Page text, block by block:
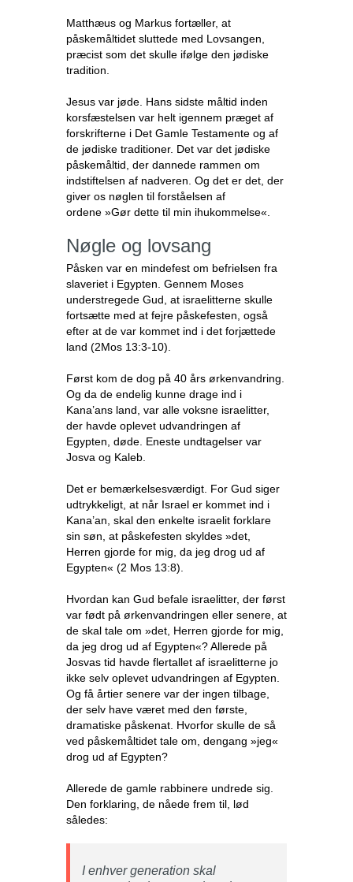
Matthæus og Markus fortæller, at
påskemåltidet sluttede med Lovsangen,
præcist som det skulle ifølge den jødiske
tradition.
Jesus var jøde. Hans sidste måltid inden
korsfæstelsen var helt igennem præget af
forskrifterne i Det Gamle Testamente og af
de jødiske traditioner. Det var det jødiske
påskemåltid, der dannede rammen om
indstiftelsen af nadveren. Og det er det, der
giver os nøglen til forståelsen af
ordene »Gør dette til min ihukommelse«.
Nøgle og lovsang
Påsken var en mindefest om befrielsen fra
slaveriet i Egypten. Gennem Moses
understregede Gud, at israelitterne skulle
fortsætte med at fejre påskefesten, også
efter at de var kommet ind i det forjættede
land (2Mos 13:3-10).
Først kom de dog på 40 års ørkenvandring.
Og da de endelig kunne drage ind i
Kana’ans land, var alle voksne israelitter,
der havde oplevet udvandringen af
Egypten, døde. Eneste undtagelser var
Josva og Kaleb.
Det er bemærkelsesværdigt. For Gud siger
udtrykkeligt, at når Israel er kommet ind i
Kana’an, skal den enkelte israelit forklare
sin søn, at påskefesten skyldes »det,
Herren gjorde for mig, da jeg drog ud af
Egypten« (2 Mos 13:8).
Hvordan kan Gud befale israelitter, der først
var født på ørkenvandringen eller senere, at
de skal tale om »det, Herren gjorde for mig,
da jeg drog ud af Egypten«? Allerede på
Josvas tid havde flertallet af israelitterne jo
ikke selv oplevet udvandringen af Egypten.
Og få årtier senere var der ingen tilbage,
der selv have været med den første,
dramatiske påskenat. Hvorfor skulle de så
ved påskemåltidet tale om, dengang »jeg«
drog ud af Egypten?
Allerede de gamle rabbinere undrede sig.
Den forklaring, de nåede frem til, lød
således:
I enhver generation skal